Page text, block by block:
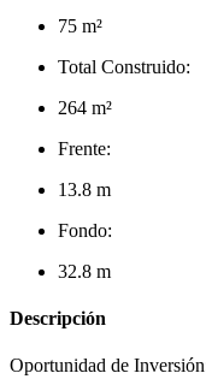
75 m²
Total Construido:
264 m²
Frente:
13.8 m
Fondo:
32.8 m
Descripción
Oportunidad de